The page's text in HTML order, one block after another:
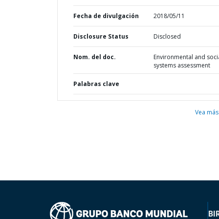
Fecha de divulgación 2018/05/11
Disclosure Status Disclosed
Nom. del doc.
Environmental and
systems assessment
Palabras clave
Vea más